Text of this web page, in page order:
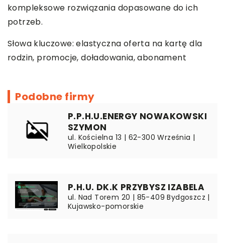
kompleksowe rozwiązania dopasowane do ich
potrzeb.
Słowa kluczowe:elastyczna oferta na kartę dla
rodzin, promocje, doładowania, abonament
Podobne firmy
P.P.H.U.ENERGY NOWAKOWSKI
SZYMON
ul. Kościelna 13 | 62-300 Września |
Wielkopolskie
P.H.U. DK.K PRZYBYSZ IZABELA
ul. Nad Torem 20 | 85-409 Bydgoszcz |
Kujawsko-pomorskie